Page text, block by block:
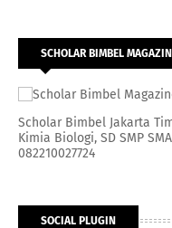
SCHOLAR BIMBEL
Scholar Bimbel Jakarta
Kimia Biologi, SD SMP
082210027724
SOCIAL PLUGIN